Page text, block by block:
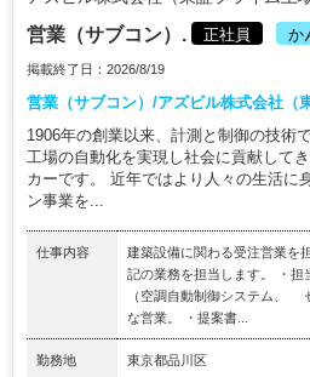
営業（サブコン）. 正社員 か
掲載終了日：2026/8/19
営業（サブコン）/アズビル株式会社（
1906年の創業以来、計測と制御の技術
工場の自動化を実現し社会に貢献して
カーです。 近年ではより人々の生活に
ン事業を...
仕事内容
建築設備に関わる受注営業を
記の業務を担当します。 ・担
（空調自動制御システム、
な営業。 ・提案書...
勤務地 東京都品川区